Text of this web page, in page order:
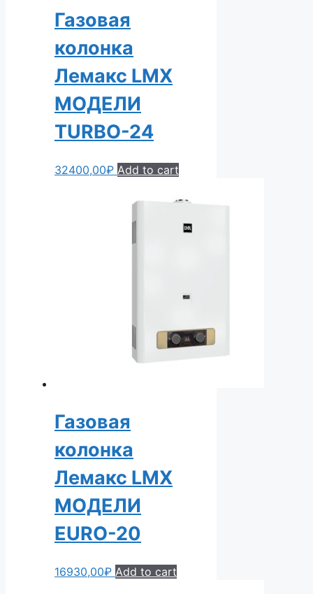
Газовая
колонка
Лемакс LMX
МОДЕЛИ
TURBO-24
32400,00₽ Add to cart
Газовая
колонка
Лемакс LMX
МОДЕЛИ
EURO-20
16930,00₽ Add to cart